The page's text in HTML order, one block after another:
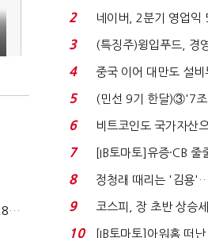
상법개정 후 상반기 배당기업 48% 증가…이재용 배당액 728억 1위
로봇·AI 등 논...
2
네이버, 2분기 영업
비 0.2% 감소...
3
(특징주)윙입푸드, 경
지에 상한가...
4
중국 이어 대만도 설
국전쟁’
5
(민선 9기 한달)③'7조
격…추미애, 20년...
6
비트코인도 국가자산
처분' 기준은 ...
7
[IB토마토]유증·CB
닥 벌점 급증에 ...
8
정청래 때리는 '김용
최측근' 입...
9
코스피, 장 초반 상승
시도
10
[IB토마토]아워홈 떠